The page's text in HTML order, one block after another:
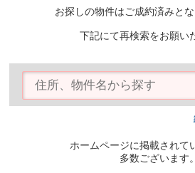
お探しの物件はご成約済みとな
下記にて再検索をお願い
ホームページに掲載されて
多数ございます。